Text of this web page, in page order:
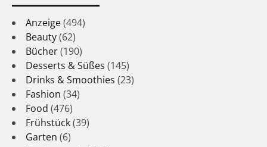
Anzeige(494)
Beauty(62)
Bücher(190)
Desserts & Süßes (145)
Drinks & Smoothies (23)
Fashion (34)
Food (476)
Frühstück(39)
Garten (6)